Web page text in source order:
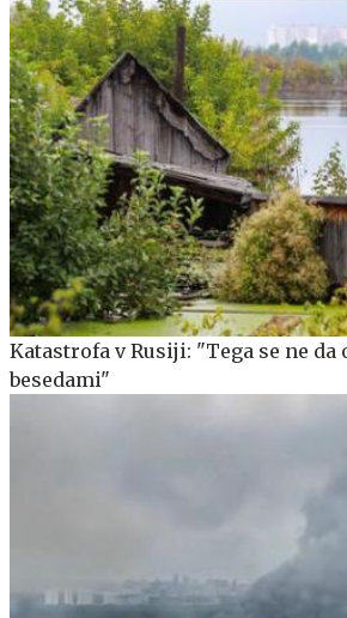
Katastrofa v Rusiji: "Tega se ne da
besedami"